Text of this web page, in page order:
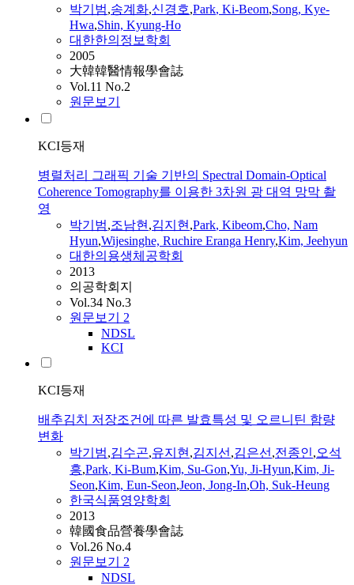
박기범,송계화,신경호,Park, Ki-Beom,Song, Kye-
Hwa,Shin, Kyung-Ho
대한한의정보학회
2005
大韓韓醫情報學會誌
Vol.11 No.2
원문보기
KCI등재
병렬처리 그래픽 기술 기반의 Spectral Domain-Optical
Coherence Tomography를 이용한 3차원 광 대역 망막 촬
영
박기범,조남현,김지현,Park, Kibeom,Cho, Nam
Hyun,Wijesinghe, Ruchire Eranga Henry,Kim, Jeehyun
대한의용생체공학회
2013
의공학회지
Vol.34 No.3
원문보기 2
NDSL
KCI
KCI등재
배추김치 저장조건에 따른 발효특성 및 오르니틴 함량
변화
박기범,김수곤,유지현,김지선,김은선,전종인,오석
흥,Park, Ki-Bum,Kim, Su-Gon,Yu, Ji-Hyun,Kim, Ji-
Seon,Kim, Eun-Seon,Jeon, Jong-In,Oh, Suk-Heung
한국식품영양학회
2013
韓國食品營養學會誌
Vol.26 No.4
원문보기 2
NDSL